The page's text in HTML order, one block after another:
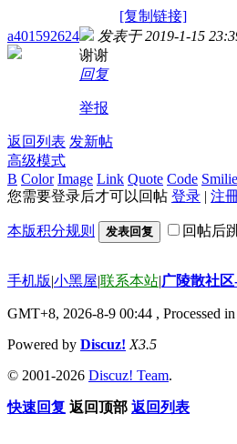
[复制链接]
a401592624
发表于 2019-1-15
谢谢
回复
举报
返回列表 发新帖
高级模式
B Color Image Link Quote Code
您需要登录后才可以回帖 登录 | 注
本版积分规则 发表回复 回帖后
手机版|小黑屋|联系本站|广陵散社
GMT+8, 2026-8-9 00:44 , Processed
Powered by Discuz! X3.5
© 2001-2026 Discuz! Team.
快速回复 返回顶部 返回列表